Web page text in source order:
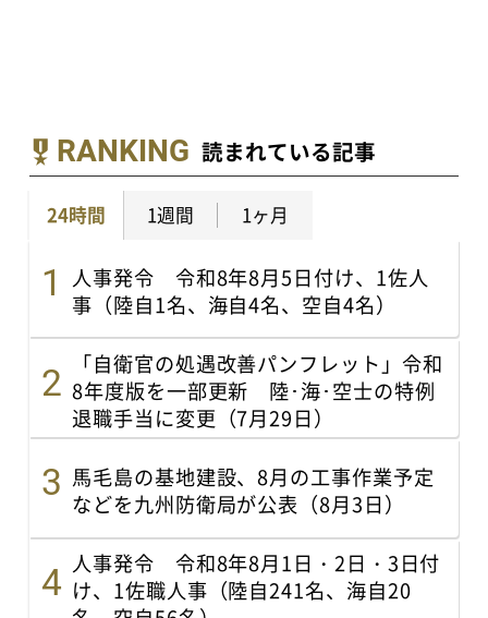
RANKING 読まれている記事
24時間 1週間 1ヶ月
人事発令 令和8年8月5日付け、1佐人
事（陸自1名、海自4名、空自4名）
「自衛官の処遇改善パンフレット」令和
8年度版を一部更新 陸･海･空士の特例
退職手当に変更（7月29日）
馬毛島の基地建設、8月の工事作業予定
などを九州防衛局が公表（8月3日）
人事発令 令和8年8月1日・2日・3日付
け、1佐職人事（陸自241名、海自20